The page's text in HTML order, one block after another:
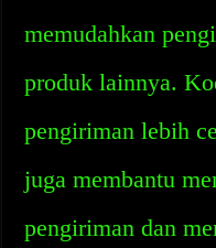
memudahkan
produk lainnya.
pengiriman lebih
juga membantu
pengiriman dan